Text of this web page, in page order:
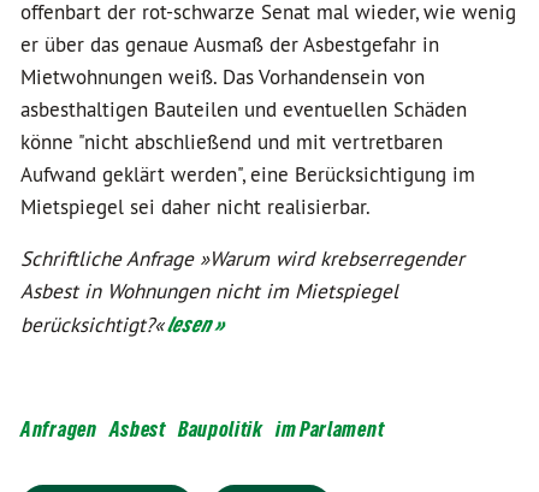
offenbart der rot-schwarze Senat mal wieder, wie wenig
er über das genaue Ausmaß der Asbestgefahr in
Mietwohnungen weiß. Das Vorhandensein von
asbesthaltigen Bauteilen und eventuellen Schäden
könne "nicht abschließend und mit vertretbaren
Aufwand geklärt werden", eine Berücksichtigung im
Mietspiegel sei daher nicht realisierbar.
Schriftliche Anfrage »Warum wird krebserregender
Asbest in Wohnungen nicht im Mietspiegel
berücksichtigt?«lesen »
Anfragen Asbest Baupolitik im Parlament